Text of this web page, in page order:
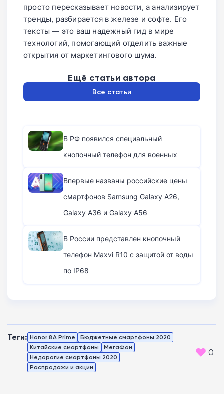
просто пересказывает новости, а анализирует
тренды, разбирается в железе и софте. Его
тексты — это ваш надежный гид в мире
технологий, помогающий отделить важные
открытия от маркетингового шума.
Ещё статьи автора
Все статьи
В РФ появился специальный
кнопочный телефон для военных
Впервые названы российские цены
смартфонов Samsung Galaxy A26,
Galaxy A36 и Galaxy A56
В России представлен кнопочный
телефон Maxvi R10 с защитой от воды
по IP68
Теги: Honor 8A Prime
Бюджетные смартфоны 2020
Китайские смартфоны
МегаФон
Недорогие смартфоны 2020
Распродажи и акции
0